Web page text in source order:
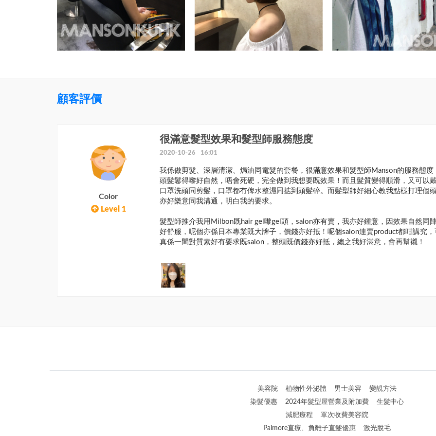
顧客評價
Color
Level 1
很滿意髮型效果和髮型師服務態度
2020-10-26 16:01
我係做剪髮、深層清潔、焗油同電髮的套餐，很滿意效果和髮型師Manson的服務態度
頭髮鬈得嚟好自然，唔會死硬，完全做到我想要既效果！而且髮質變得順滑，又可以
口罩洗頭同剪髮，口罩都冇俾水整濕同掂到頭髮碎。而髮型師好細心教我點樣打理個頭
亦好樂意同我溝通，明白我的要求。
髮型師推介我用Milbon既hair gel嚟gel頭，salon亦有賣，我亦好鍾意，因效果自然同
好舒服，呢個亦係日本專業既大牌子，價錢亦好抵！呢個salon連賣product都咁講究，
真係一間對質素好有要求既salon，整頭既價錢亦好抵，總之我好滿意，會再幫襯！
美容院 植物性外泌體 男士美容
變靚方法
染髮優惠
2024年髮型屋營業及附加費
生髮中心
減肥療程
單次收費美容院
Paimore直療、負離子直髮優惠
激光脫毛